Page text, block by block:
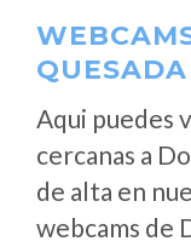
Aqui puedes
cercanas a
de alta en
webcams de